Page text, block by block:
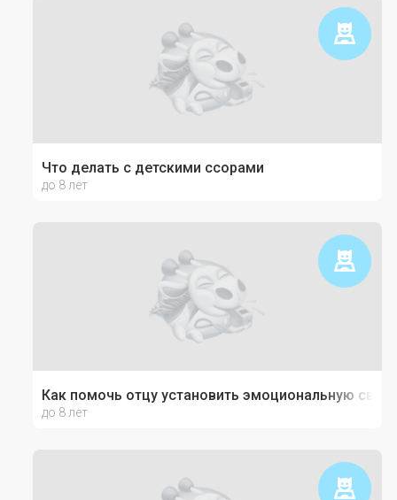
Что делать с детскими ссорами
до 8 лет
Как помочь отцу установить эмоциональную
до 8 лет